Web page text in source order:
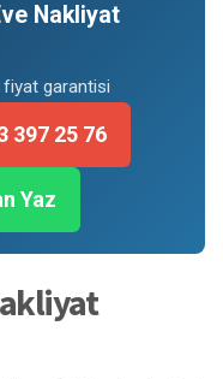
Nakliyat
garantisi
397 25 76
Yaz